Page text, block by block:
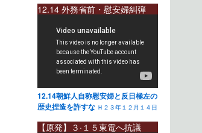
12.14 外務省前・慰安婦糾弾
12.14朝鮮人自称慰安婦と反日極左の
歴史捏造を許すな Ｈ２３年１２月１４日
【原発】３·１５東電へ抗議